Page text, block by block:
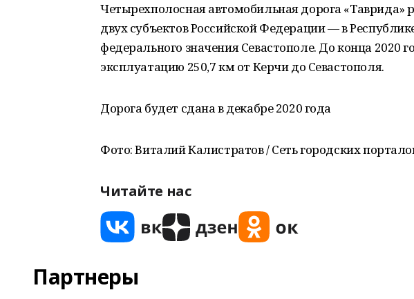
Четырехполосная автомобильная дорога «Таврида»
двух субъектов Российской Федерации — в
федерального значения Севастополе. До конца 2020
эксплуатацию 250,7 км от Керчи до Севастополя.
Дорога будет сдана в декабре 2020 года
Фото: Виталий Калистратов / Сеть городских
Читайте нас
Партнеры